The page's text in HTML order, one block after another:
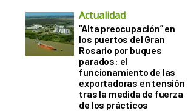
Actualidad
“Alta preocupación” en
los puertos del Gran
Rosario por buques
parados: el
funcionamiento de las
exportadoras en tensión
tras la medida de fuerza
de los prácticos